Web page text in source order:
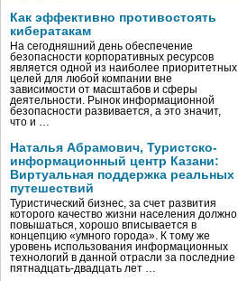
Как эффективно противостоять
кибератакам
На сегодняшний день обеспечение
безопасности корпоративных ресурсов
является одной из наиболее приоритетных
целей для любой компании вне
зависимости от масштабов и сферы
деятельности. Рынок информационной
безопасности развивается, а это значит,
что и …
Наталья Абрамович, Туристско-
информационный центр Казани:
Виртуальная поддержка реальных
путешествий
Туристический бизнес, за счет развития
которого качество жизни населения должно
повышаться, хорошо вписывается в
концепцию «умного города». К тому же
уровень использования информационных
технологий в данной отрасли за последние
пятнадцать-двадцать лет …